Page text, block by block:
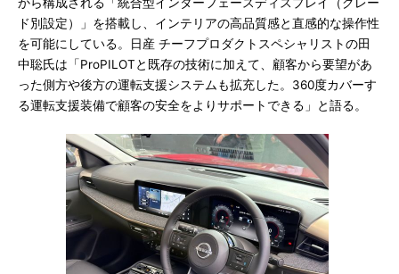
ド別設定）」を搭載し、インテリアの高品質感と直感的な操作性
を可能にしている。日産 チーフプロダクトスペシャリストの田
中聡氏は「ProPILOTと既存の技術に加えて、顧客から要望があ
った側方や後方の運転支援システムも拡充した。360度カバーす
る運転支援装備で顧客の安全をよりサポートできる」と語る。